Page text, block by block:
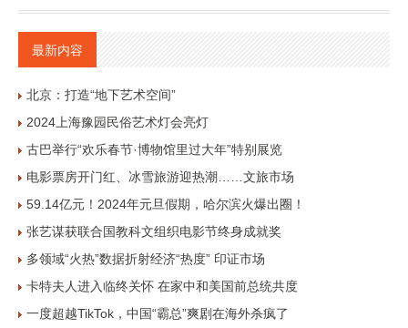
最新内容
北京：打造“地下艺术空间”
2024上海豫园民俗艺术灯会亮灯
古巴举行“欢乐春节·博物馆里过大年”特别展览
电影票房开门红、冰雪旅游迎热潮……文旅市场
59.14亿元！2024年元旦假期，哈尔滨火爆出圈！
张艺谋获联合国教科文组织电影节终身成就奖
多领域“火热”数据折射经济“热度” 印证市场
卡特夫人进入临终关怀 在家中和美国前总统共度
一度超越TikTok，中国“霸总”爽剧在海外杀疯了